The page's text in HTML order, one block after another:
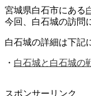
宮城県白石市にある
今回、白石城の訪問
白石城の詳細は下記
・ 白石城と白石城の
スポンサーリンク